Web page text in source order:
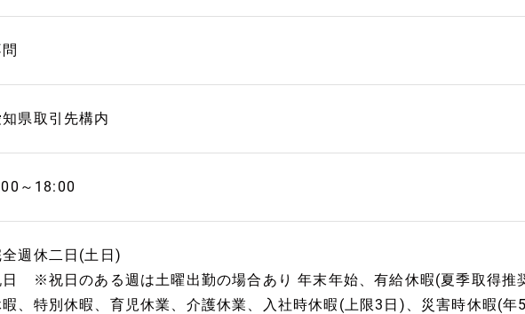
県取引先構内
～18:00
週休二日(土日)
日 ※祝日のある週は土曜出勤の場合あり 年末年始、有給休暇(夏季取得推
暇、特別休暇、育児休業、介護休業、入社時休暇(上限3日)、災害時休暇(年